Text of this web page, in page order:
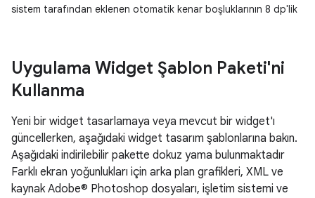
sistem tarafından eklenen otomatik kenar boşluklarının 8 dp'lik
Uygulama Widget Şablon Paketi'ni
Kullanma
Yeni bir widget tasarlamaya veya mevcut bir widget'ı
güncellerken, aşağıdaki widget tasarım şablonlarına bakın.
Aşağıdaki indirilebilir pakette dokuz yama bulunmaktadır
Farklı ekran yoğunlukları için arka plan grafikleri, XML ve
kaynak Adobe® Photoshop dosyaları, işletim sistemi ve